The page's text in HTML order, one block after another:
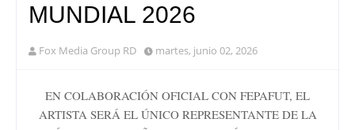
MUNDIAL 2026
Fox Media Group RD martes, junio 02, 2026
EN COLABORACIÓN OFICIAL CON FEPAFUT, EL
ARTISTA SERÁ EL ÚNICO REPRESENTANTE DE LA